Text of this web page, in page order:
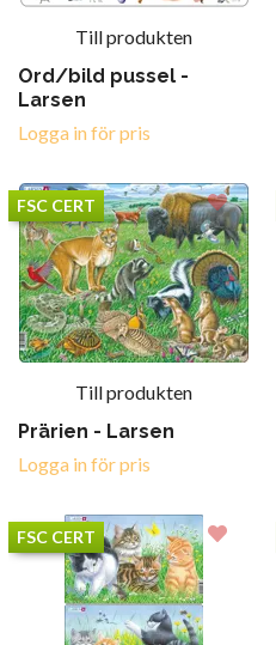
Till produkten
Ord/bild pussel -
Larsen
Logga in för pris
FSC CERT
Till produkten
Prärien - Larsen
Logga in för pris
FSC CERT